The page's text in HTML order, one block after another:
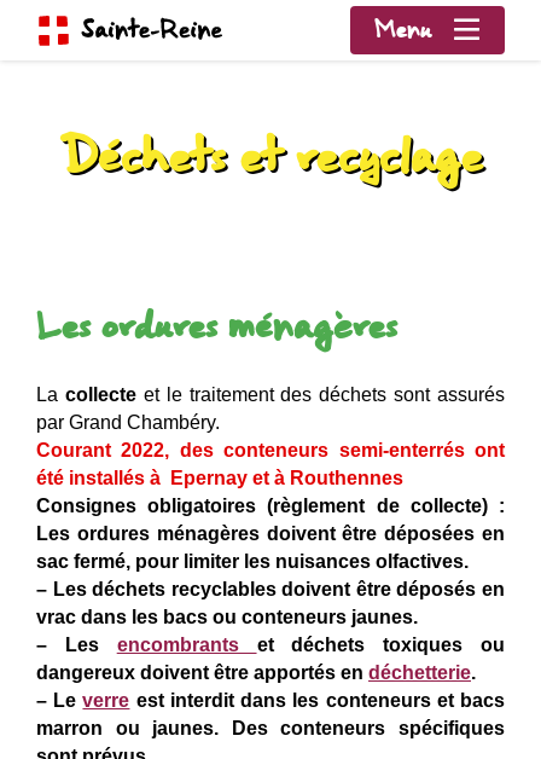
Menu
Déchets et recyclage
Les ordures ménagères
La collecteet le traitement des déchets sont assurés
par Grand Chambéry.
Courant 2022, des conteneurs semi-enterrés ont
été installés à Epernay et à Routhennes
Consignes obligatoires (règlement de collecte) :
Les ord ures ménagères doivent être déposées en
sac fermé, pour limiter les nuisances olfactives.
– Les déchets recyclables doivent être déposés en
vrac dans les bacs ou conteneurs jaunes.
–
Les encombrants et déchets toxiques ou
dangereux doivent être apportés en déchetterie.
– Leverre est interdit dans les conteneurs et bacs
marron ou jaunes. Des conteneurs spécifiques